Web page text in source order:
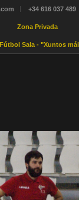
+34 616 037 489
Zona Privada
Sala - "Xuntos